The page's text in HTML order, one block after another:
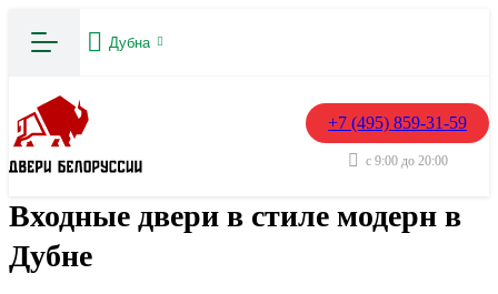
Дубна
+7 (495) 859-31-59
с 9:00 до 20:00
Входные двери в стиле модерн в
Дубне